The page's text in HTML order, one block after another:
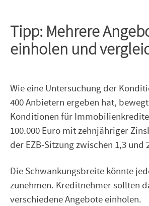
Tipp: Mehrere
einholen und
Wie eine Untersuchung der
400 Anbietern ergeben hat,
Konditionen für
100.000 Euro mit zehnjähriger
der EZB-Sitzung zwischen 1,3 und
Die Schwankungsbreite könnte
zunehmen. Kreditnehmer sollten
verschiedene Angebote einholen.